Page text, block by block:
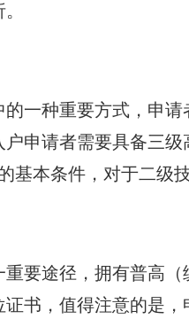
一种重要方式，申
申请者需要具备三
基本条件，对于二级
要途径，拥有普高
书，值得注意的是